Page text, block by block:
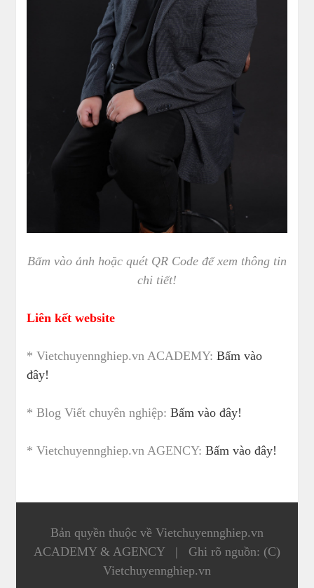
Bấm vào ảnh hoặc quét QR Code để xem thông tin
chi tiết!
Liên kết website
* Vietchuyennghiep.vn ACADEMY:Bấm vào
đây!
* Blog Viết chuyên nghiệp:Bấm vào đây!
* Vietchuyennghiep.vn AGENCY:Bấm vào đây!
Bản quyền thuộc về Vietchuyennghiep.vn
ACADEMY & AGENCY
|
Ghi rõ nguồn: (C)
Vietchuyennghiep.vn